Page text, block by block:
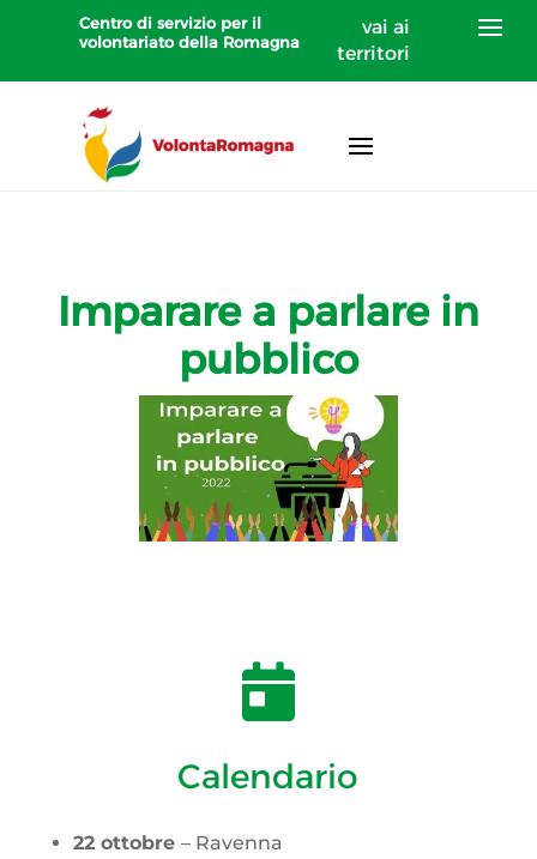
Centro di servizio per il
volontariato della Romagna
vai ai
territori
Imparare a parlare in
pubblico

Calendario
22 ottobre – Ravenna